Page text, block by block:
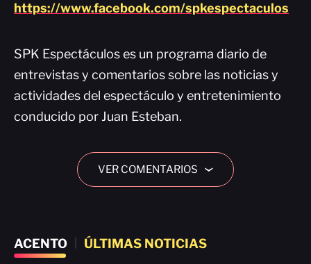
https://www.facebook.com/spkespectaculos
SPK Espectáculos es un programa diario de
entrevistas y comentarios sobre las noticias y
actividades del espectáculo y entretenimiento
conducido por Juan Esteban.
VER COMENTARIOS ›
ACENTO ÚLTIMAS NOTICIAS